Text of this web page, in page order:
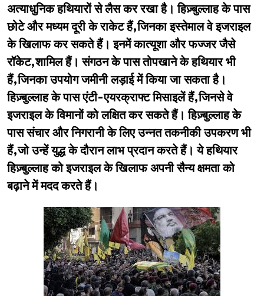
अत्याधुनिक हथियारों से लैस कर रखा है।हिज़्बुल्लाह के पास
छोटे और मध्यम दूरी के राकेट हैं,जिनका इस्तेमाल वे इजराइल
के खिलाफ कर सकते हैं। इनमें कात्यूशा और फज्जर जैसे
रॉकेट,शामिल हैं। संगठन के पास तोपखाने के हथियार भी
हैं,जिनका उपयोग जमीनी लड़ाई में किया जा सकता है।
हिज़्बुल्लाह के पास एंटी-एयरक्राफ्ट मिसाइलें हैं,जिनसे वे
इजराइल के विमानों को लक्षित कर सकते हैं। हिज़्बुल्लाह के
पास संचार और निगरानी के लिए उन्नत तकनीकी उपकरण भी
हैं,जो उन्हें युद्ध के दौरान लाभ प्रदान करते हैं। ये हथियार
हिज़्बुल्लाह को इजराइल के खिलाफ अपनी सैन्य क्षमता को
बढ़ाने में मदद करते हैं।